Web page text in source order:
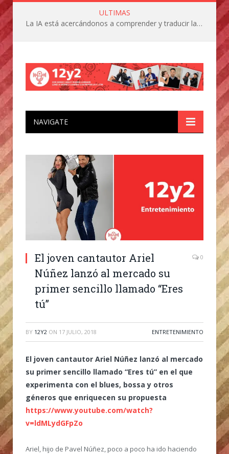
ULTIMAS
La IA está acercándonos a comprender y traducir las vocalizaciones y comportamientos de nuestras mascotas
NAVIGATE
El joven cantautor Ariel
Núñez lanzó al mercado su
primer sencillo llamado “Eres
tú”
0
BY 12Y2 ON 17 JULIO, 2018 ENTRETENIMIENTO
El joven cantautor Ariel Núñez lanzó al mercado
su primer sencillo llamado “Eres tú” en el que
experimenta con el blues, bossa y otros
géneros que enriquecen su propuesta
https://www.youtube.com/watch?
v=ldMLydGFpZo
Ariel, hijo de Pavel Núñez, poco a poco ha ido haciendo